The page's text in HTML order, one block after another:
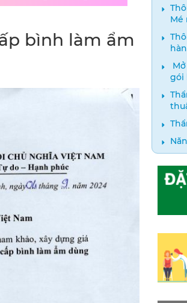
bình làm ẩm
Mé
gói